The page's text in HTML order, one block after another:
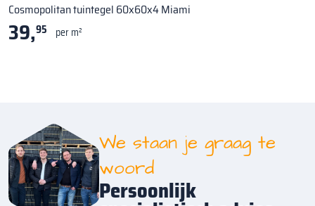
Cosmopolitan tuintegel 60x60x4 Miami
39,95 per m²
We staan je graag te
woord
Persoonlijk